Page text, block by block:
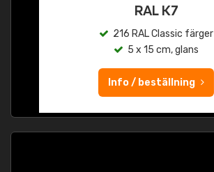
RAL K7
216 RAL Classic färger
5 x 15 cm, glans
Info / beställning